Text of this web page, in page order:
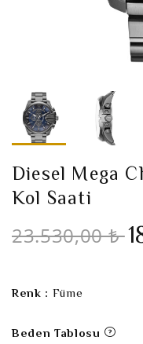
Diesel Mega
Kol Saati
23.530,00 ₺
Renk : Füme
Beden Tablosu